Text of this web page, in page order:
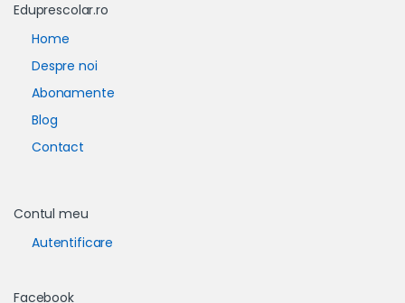
Eduprescolar.ro
Home
Despre noi
Abonamente
Blog
Contact
Contul meu
Autentificare
Facebook